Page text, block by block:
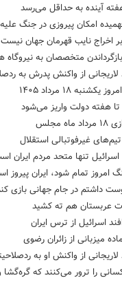
امکان پیروزی در جنگ علیه
اخراج نایب قهرمان جهان نیست
متخصصان به
لاریجانی از واکنش پدرش به
۱۸ مرداد ۱۴۰۵
هفته دولت واریز می‌شود
غیرفوتبالی استقلال
اسرائیل تنها متحد مردم ایران
امروز تمام شود، ایران
داشتم در جام جهانی بازی
عربستان هم ته‌ کشید
اسرائیل از ترس ایران
میزبانی از زائران رضوی
از واکنش او به
را ترور می‌کنند که